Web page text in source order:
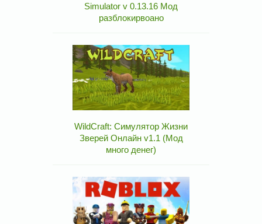
Simulator v 0.13.16 Мод
разблокирвоано
WildCraft: Симулятор Жизни
Зверей Онлайн v1.1 (Мод
много денег)